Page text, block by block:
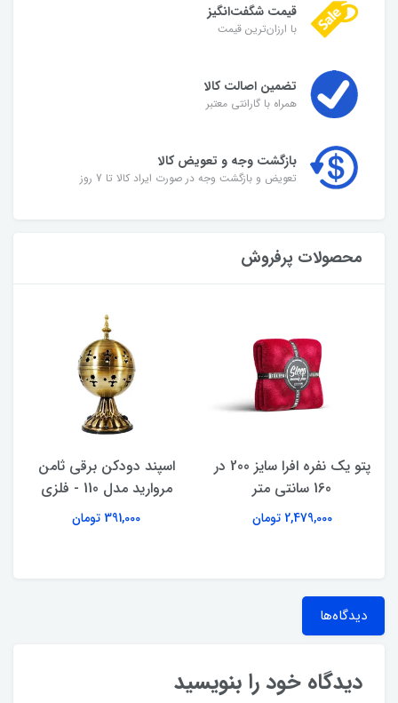
قیمت شگفت‌انگیز
با ارزان‌ترین قیمت
تضمین اصالت کالا
همراه با گارانتی معتبر
بازگشت وجه و تعویض کالا
تعویض و بازگشت وجه در صورت ایراد کالا تا 7 روز
محصولات پرفروش
پتو یک نفره افرا سایز 200 در
160 سانتی متر
2,479,000 تومان
اسپند دودکن برقی ثامن
مروارید مدل 110 - فلزی
391,000 تومان
دیدگاه‌ها
دیدگاه خود را بنویسید